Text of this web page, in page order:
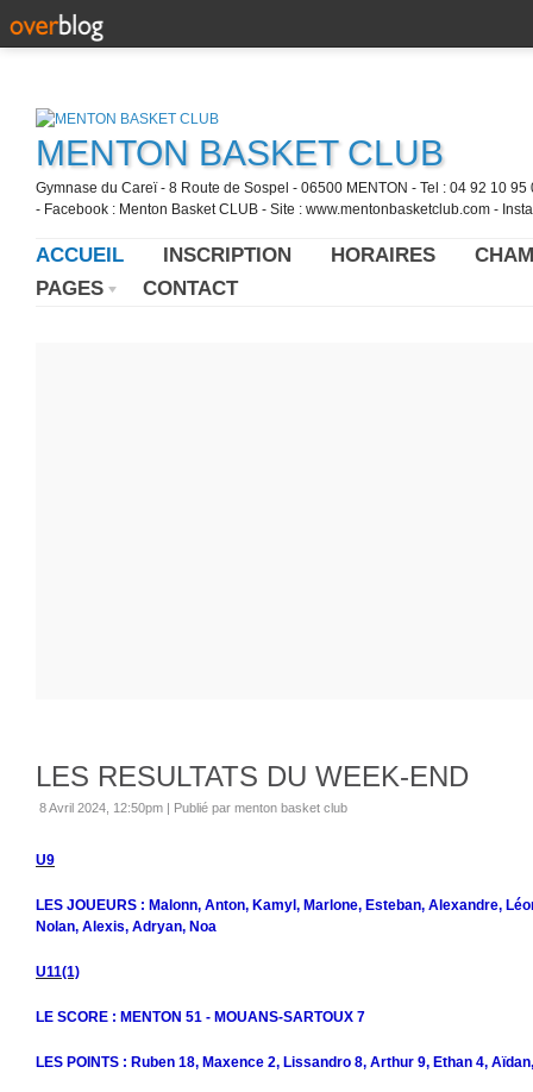
MENTON BASKET CLUB
Gymnase du Careï - 8 Route de Sospel - 06500 MENTON - Tel : 04 92 10
- Facebook : Menton Basket CLUB - Site : www.mentonbasketclub.com -
ACCUEIL INSCRIPTION HORAIRES
PAGES
CONTACT
LES RESULTATS DU WEEK-END
8 Avril 2024, 12:50pm | Publié par menton basket club
U9
LES JOUEURS : Malonn, Anton, Kamyl, Marlone, Esteban, Alexandre,
Nolan, Alexis, Adryan, Noa
U11(1)
LE SCORE : MENTON 51 - MOUANS-SARTOUX 7
LES POINTS : Ruben 18, Maxence 2, Lissandro 8, Arthur 9, Ethan 4,